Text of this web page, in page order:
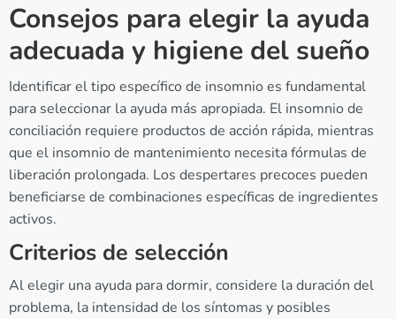
Consejos para elegir la ayuda
adecuada y higiene del sueño
Identificar el tipo específico de insomnio es fundamental
para seleccionar la ayuda más apropiada. El insomnio de
conciliación requiere productos de acción rápida, mientras
que el insomnio de mantenimiento necesita fórmulas de
liberación prolongada. Los despertares precoces pueden
beneficiarse de combinaciones específicas de ingredientes
activos.
Criterios de selección
Al elegir una ayuda para dormir, considere la duración del
problema, la intensidad de los síntomas y posibles